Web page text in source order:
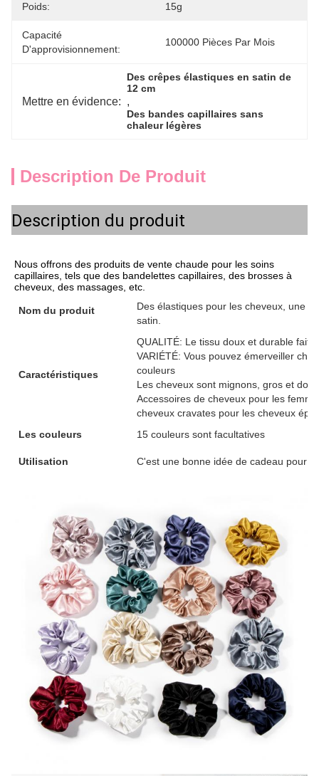
Poids: 15g
Capacité
D'approvisionnement:
100000 Pièces Par Mois
Mettre en évidence:
Des crêpes élastiques en satin de
12 cm
,
Des bandes capillaires sans
chaleur légères
Description De Produit
Description du produit
Nous offrons des produits de vente chaude pour les soins
capillaires, tels que des bandelettes capillaires, des brosses à
cheveux, des massages, etc.
Nom du produit
Des élastiques pour les cheveux, une
satin.
Caractéristiques
QUALITÉ: Le tissu doux et durable fait
VARIÉTÉ: Vous pouvez émerveiller
couleurs
Les cheveux sont mignons, gros et
Accessoires de cheveux pour les
cheveux cravates pour les cheveux
Les couleurs
15 couleurs sont facultatives
Utilisation C'est une bonne idée de cadeau pour